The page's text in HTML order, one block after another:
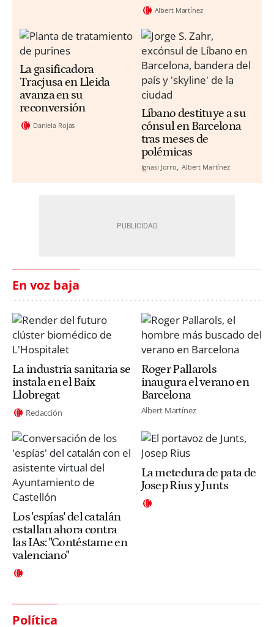
Albert Martínez
La gasificadora
Tracjusa en Lleida
avanza en su
reconversión
Daniela Rojas
Líbano destituye a su
cónsul en Barcelona
tras meses de
polémicas
Ignasi Jorro Albert Martínez
En voz baja
La industria sanitaria se
instala en el Baix
Llobregat
Redacción
Roger Pallarols
inaugura el verano en
Barcelona
Albert Martínez
Los 'espías' del catalán
estallan ahora contra
las IAs: "Contéstame en
valenciano"
La metedura de pata de
Josep Rius y Junts
Política